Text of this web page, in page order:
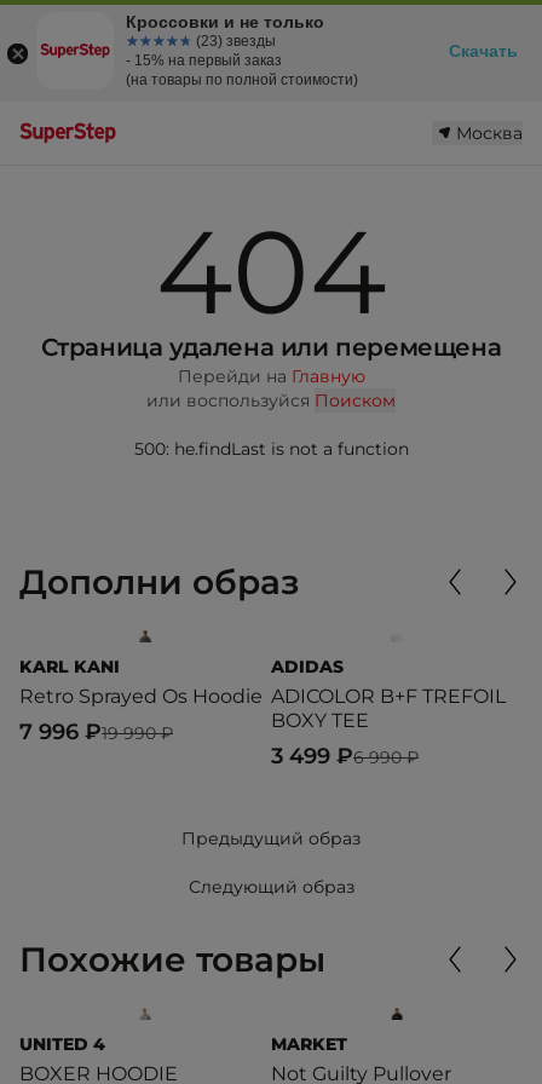
Москва
404
Страница удалена или перемещена
Перейди на Главную
или воспользуйся Поиском
500: he.findLast is not a function
Дополни образ
KARL KANI
Retro Sprayed Os Hoodie
19 990 ₽
7 996 ₽
ADIDAS
ADICOLOR B+F TREFOIL
BOXY TEE
6 990 ₽
3 499 ₽
Предыдущий образ
Следующий образ
Похожие товары
UNITED 4
BOXER HOODIE
MARKET
Not Guilty Pullover
Кроссовки и не только
☆☆☆☆☆
★★★★★ (23) звезды
- 15% на первый заказ
(на товары по полной стоимости)
Скачать